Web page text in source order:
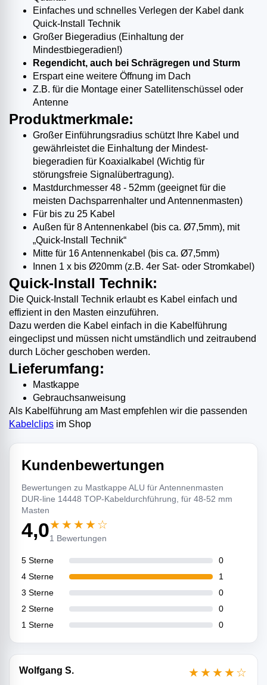
Einfaches und schnelles Verlegen der Kabel dank
Quick-Install Technik
Großer Biegeradius (Einhaltung der
Mindestbiegeradien!)
Regendicht, auch bei Schrägregen und Sturm
Erspart eine weitere Öffnung im Dach
Z.B. für die Montage einer Satellitenschüssel oder
Antenne
Produktmerkmale:
Großer Einführungsradius schützt Ihre Kabel und
gewährleistet die Einhaltung der Mindest-
biegeradien für Koaxialkabel (Wichtig für
störungsfreie Signalübertragung).
Mastdurchmesser 48 - 52mm (geeignet für die
meisten Dachsparrenhalter und Antennenmasten)
Für bis zu 25 Kabel
Außen für 8 Antennenkabel (bis ca. Ø7,5mm), mit
„Quick-Install Technik“
Mitte für 16 Antennenkabel (bis ca. Ø7,5mm)
Innen 1 x bis Ø20mm (z.B. 4er Sat- oder Stromkabel)
Quick-Install Technik:
Die Quick-Install Technik erlaubt es Kabel einfach und
effizient in den Masten einzuführen.
Dazu werden die Kabel einfach in die Kabelführung
eingeclipst und müssen nicht umständlich und zeitraubend
durch Löcher geschoben werden.
Lieferumfang:
Mastkappe
Gebrauchsanweisung
Als Kabelführung am Mast empfehlen wir die passenden
Kabelclips im Shop
Kundenbewertungen
Bewertungen zu Mastkappe ALU für Antennenmasten
DUR-line 14448 TOP-Kabeldurchführung, für 48-52 mm
Masten
4,0★★★★☆
1 Bewertungen
5 Sterne
0
4 Sterne
1
3 Sterne
0
2 Sterne
0
1 Sterne
0
Wolfgang S. ★★★★☆